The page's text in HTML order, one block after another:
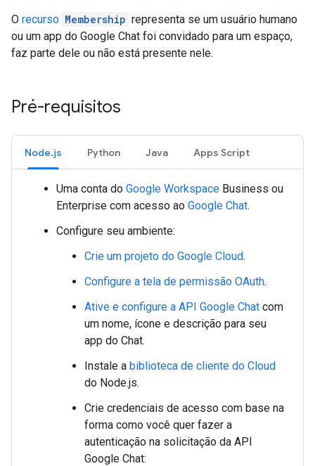
O recurso Membership representa se um usuário humano
ou um app do Google Chat foi convidado para um espaço,
faz parte dele ou não está presente nele.
Pré-requisitos
Node.js Python Java Apps Script
Uma conta do Google Workspace Business ou
Enterprise com acesso ao Google Chat.
Configure seu ambiente:
Crie um projeto do Google Cloud.
Configure a tela de permissão OAuth.
Ative e configure a API Google Chat com
um nome, ícone e descrição para seu
app do Chat.
Instale a biblioteca de cliente do Cloud
do Node.js.
Crie credenciais de acesso com base na
forma como você quer fazer a
autenticação na solicitação da API
Google Chat: